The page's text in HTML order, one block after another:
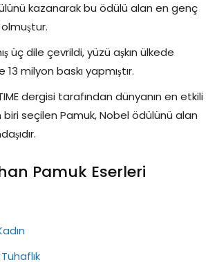
kazanarak bu ödülü alan en genç
üç dile çevrildi, yüzü aşkın ülkede
13 milyon baskı yapmıştır.
dergisi tarafından dünyanın en etkili
biri seçilen Pamuk, Nobel ödülünü alan
Pamuk Eserleri